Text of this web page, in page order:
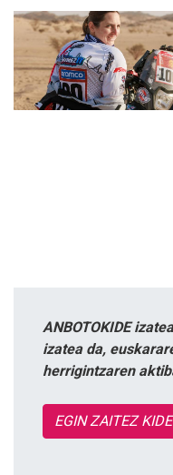
ANBOTOKIDE
izatea da,
herrigintzaren
EGIN ZAITEZ